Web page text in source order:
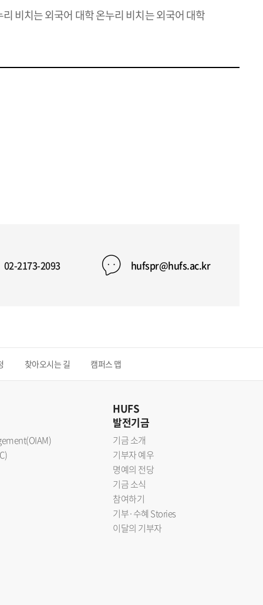
리 비치는 외국어 대학 온누리 비치는 외국어 대학
02-2173-2093 hufspr@hufs.ac.kr
찾아오시는 길 캠퍼스 맵
HUFS
발전기금
기금 소개
기부자 예우
명예의 전당
기금 소식
참여하기
기부·수혜 Stories
이달의 기부자